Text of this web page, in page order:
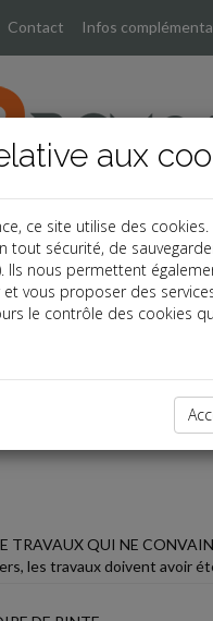
Contact
TRAVAUX QUI NE
les travaux doivent avoir
aux
ce site utilise des cookies.
sécurité, de
Ils nous permettent
vous proposer des
le contrôle des cookies